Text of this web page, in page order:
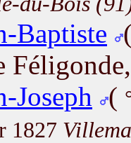
Baptiste
Joseph
(
1827